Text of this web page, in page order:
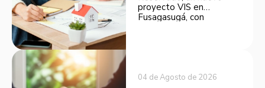
proyecto VIS en
Fusagasugá, con
04 de Agosto de 2026